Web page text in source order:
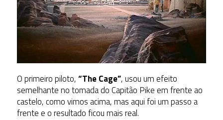
O primeiro piloto,“The Cage”, usou um efeito
semelhante no tomada do Capitão Pike em frente ao
castelo, como vimos acima, mas aqui foi um passo a
frente e o resultado ficou mais real.